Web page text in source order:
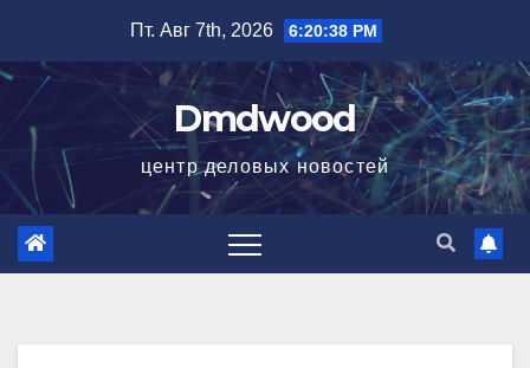
содержимому
Пт. Авг 7th, 2026 6:20:39 PM
Dmdwood
центр деловых новостей